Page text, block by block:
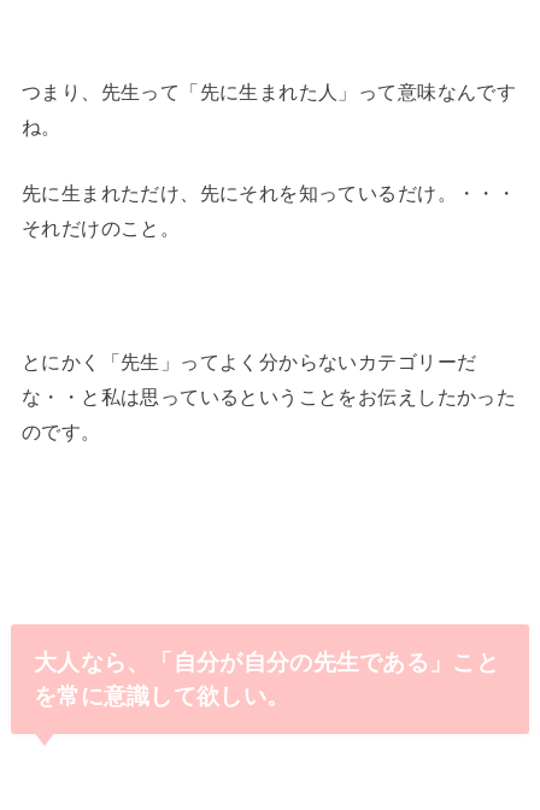
つまり、先生って「先に生まれた人」って意味なんです
ね。
先に生まれただけ、先にそれを知っているだけ。・・・
それだけのこと。
とにかく「先生」ってよく分からないカテゴリーだ
な・・と私は思っているということをお伝えしたかった
のです。
大人なら、「自分が自分の先生である」こと
を常に意識して欲しい。